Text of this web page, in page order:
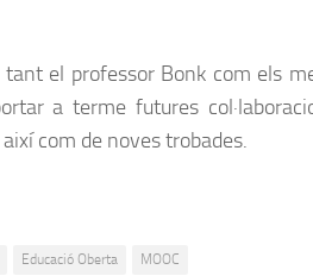
el professor Bonk com els
a terme futures
com de noves trobades.
Educació Oberta MOOC